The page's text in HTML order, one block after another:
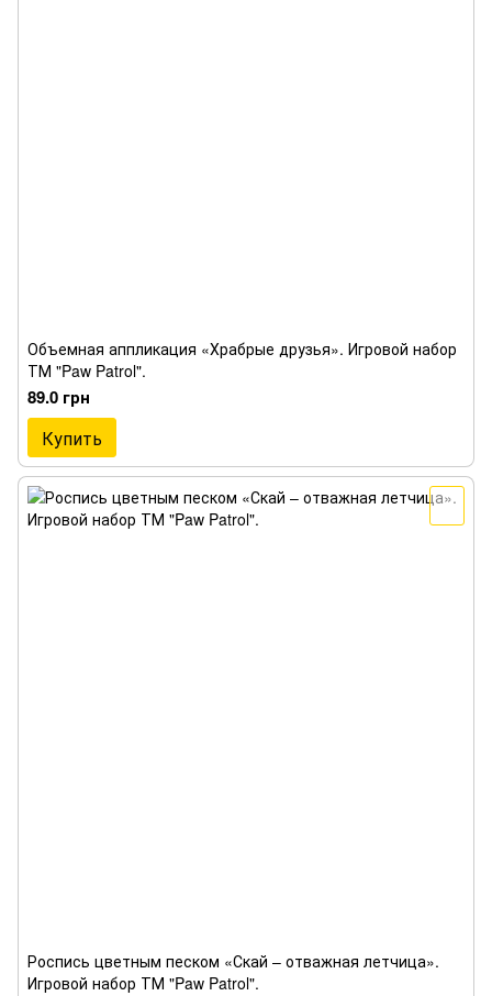
Объемная аппликация «Храбрые друзья». Игровой набор
ТМ "Paw Patrol".
89.0 грн
Купить
Роспись цветным песком «Скай – отважная летчица».
Игровой набор ТМ "Paw Patrol".